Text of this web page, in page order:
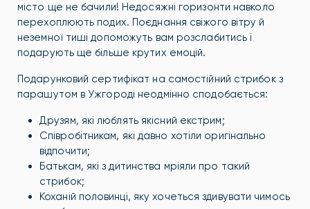
місто ще не бачили! Недосяжні горизонти навколо
перехоплюють подих. Поєднання свіжого вітру й
неземної тиші допоможуть вам розслабитись і
подарують ще більше крутих емоцій.
Подарунковий сертифікат на самостійний стрибок з
парашутом в Ужгороді неодмінно сподобається:
Друзям, які люблять якісний екстрим;
Співробітникам, які давно хотіли оригінально
відпочити;
Батькам, які з дитинства мріяли про такий
стрибок;
Коханій половинці, яку хочеться здивувати чимось